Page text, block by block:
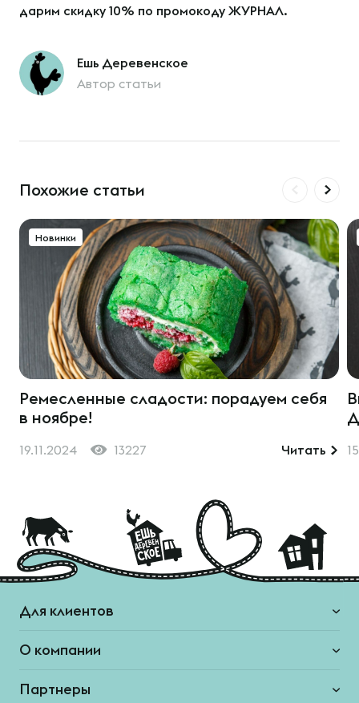
дарим скидку 10% по промокоду ЖУРНАЛ.
Ешь Деревенское
Автор статьи
Похожие статьи
Новинки
Ремесленные сладости: порадуем себя
в ноябре!
19.11.2024 13227 Читать
Для клиентов
О компании
Партнеры